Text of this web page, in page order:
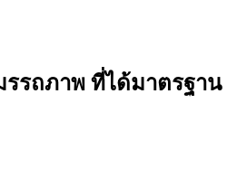
รถภาพ ที่ได้มาตรฐาน